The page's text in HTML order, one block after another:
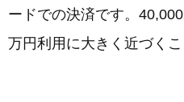
ードでの決済です。
万円利用に大きく近づくこ